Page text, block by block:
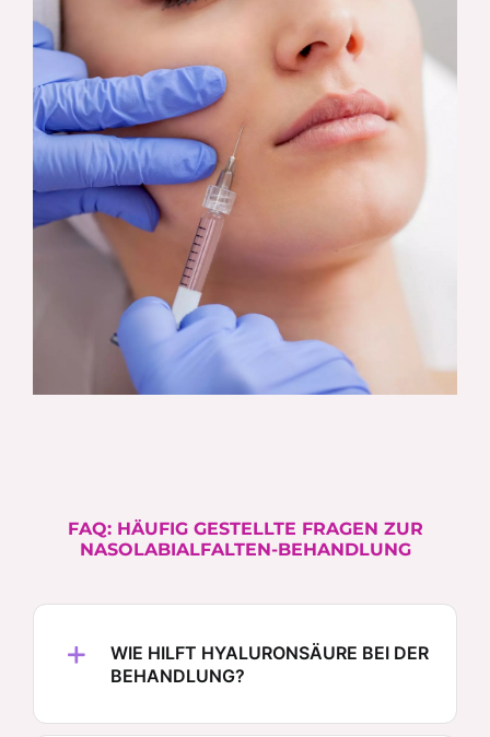
FAQ: HÄUFIG GESTELLTE FRAGEN ZUR
NASOLABIALFALTEN-BEHANDLUNG
WIE HILFT HYALURONSÄURE BEI DER
BEHANDLUNG?